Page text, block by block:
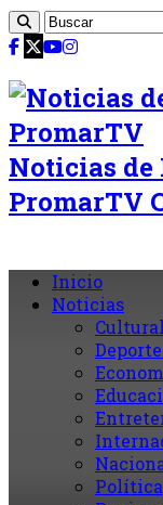
Noticias de
PromarTV
Inicio
Noticias
Política